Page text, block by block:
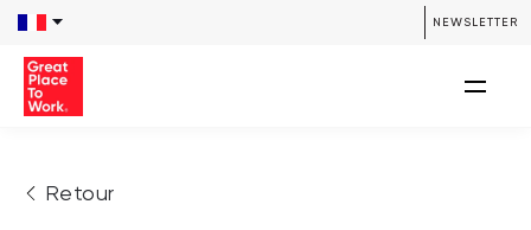
NEWSLETTER
Retour